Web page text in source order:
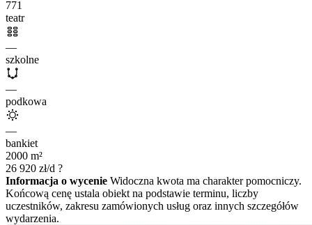
771
teatr
—
szkolne
—
podkowa
—
bankiet
2000 m²
26 920 zł/d ?
Informacja o wycenie Widoczna kwota ma charakter pomocniczy.
Końcową cenę ustala obiekt na podstawie terminu, liczby
uczestników, zakresu zamówionych usług oraz innych szczegółów
wydarzenia.